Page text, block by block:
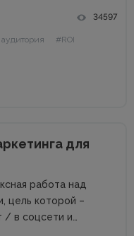
34597
#ROI
для
работа над
цель которой –
/ в соцсети и